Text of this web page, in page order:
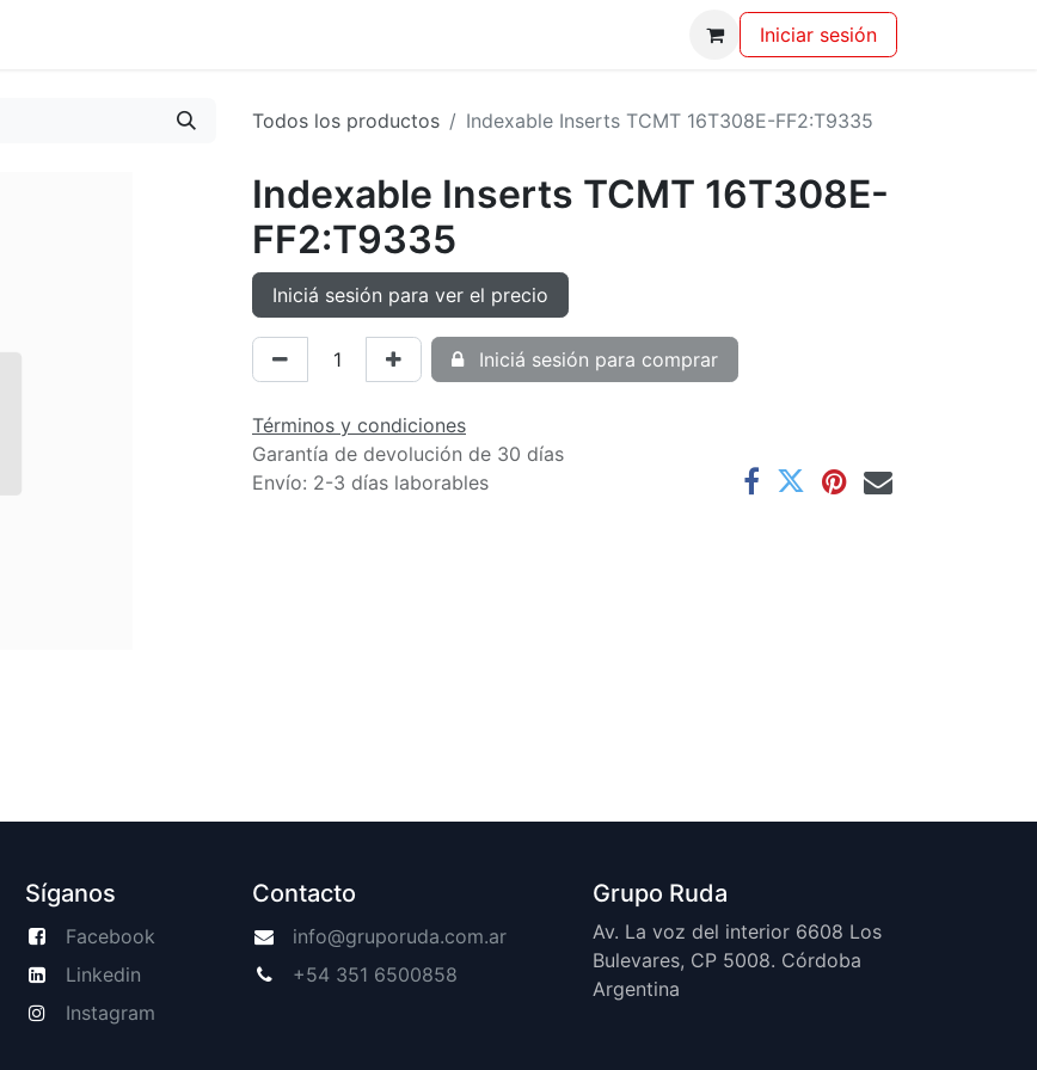
Iniciar sesión
Todos los productos Indexable Inserts TCMT 16T308E-FF2:T9335
Indexable Inserts TCMT 16T308E-
FF2:T9335
Iniciá sesión para ver el precio
Iniciá sesión para comprar
Términos y condiciones
Garantía de devolución de 30 días
Envío: 2-3 días laborables
Síganos
Facebook
Linkedin
Instagram
Contacto
info@gruporuda.com.ar
+54 351 6500858
Grupo Ruda
Av. La voz del interior 6608 Los
Bulevares, CP 5008. Córdoba
Argentina